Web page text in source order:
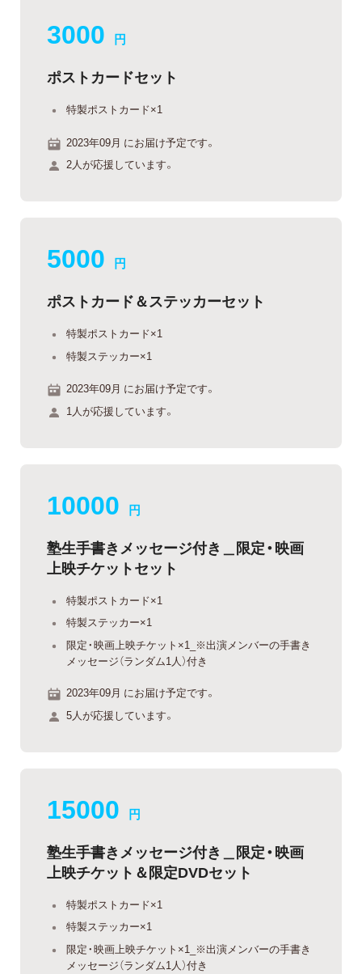
3000 円
ポストカードセット
特製ポストカード×1
2023年09月 にお届け予定です。
2人が応援しています。
5000 円
ポストカード＆ステッカーセット
特製ポストカード×1
特製ステッカー×1
2023年09月 にお届け予定です。
1人が応援しています。
10000 円
塾生手書きメッセージ付き＿限定・映画
上映チケットセット
特製ポストカード×1
特製ステッカー×1
限定・映画上映チケット×1_※出演メンバーの手書き
メッセージ（ランダム1人）付き
2023年09月 にお届け予定です。
5人が応援しています。
15000 円
塾生手書きメッセージ付き＿限定・映画
上映チケット＆限定DVDセット
特製ポストカード×1
特製ステッカー×1
限定・映画上映チケット×1_※出演メンバーの手書き
メッセージ（ランダム1人）付き